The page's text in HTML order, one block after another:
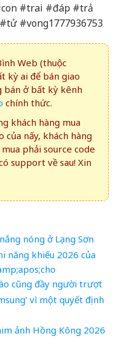
#trai #đáp #trả
#vong1777936753
Web (thuộc
kỳ ai để bán giao
bán ở bất kỳ kênh
chính thức.
khách hàng mua
của nấy, khách hàng
phải source code
support về sau! Xin
nóng ở Lạng Sơn
năng khiếu 2026 của
cũng đầy người trượt
vì một quyết định
ảnh Hồng Kông 2026